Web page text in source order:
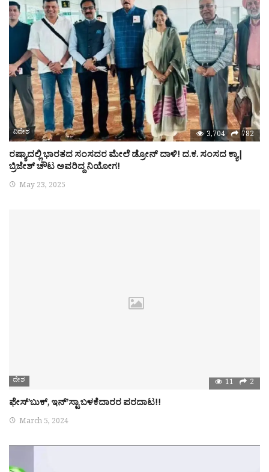
ವಿದೇಶ 3,704 782
ರಷ್ಯಾದಲ್ಲಿ ಭಾರತದ ಸಂಸದರ ಮೇಲೆ ಡ್ರೋನ್ ದಾಳಿ! ದ.ಕ. ಸಂಸದ ಕ್ಯಾ|
ಬ್ರಿಜೇಶ್ ಚೌಟ ಅವರಿದ್ದ ನಿಯೋಗ!
May 23, 2025
ದೇಶ 11 2
ಫೇಸ್’ಬುಕ್, ಇನ್’ಸ್ಟಾ ಬಳಕೆದಾರರ ಪರದಾಟ!!
March 5, 2024